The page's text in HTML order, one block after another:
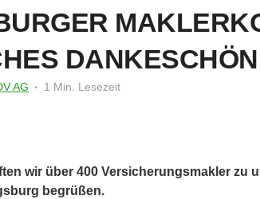
AG 1 Min. Lesezeit
wir über 400 Versicherungsmakler zu
begrüßen.